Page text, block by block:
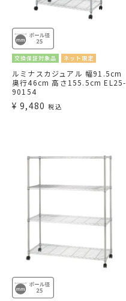
交換保証対象品 ネット限定
ルミナスカジュアル 幅91.5cm
奥行46cm 高さ155.5cm EL25-
90154
¥ 9,480 税込